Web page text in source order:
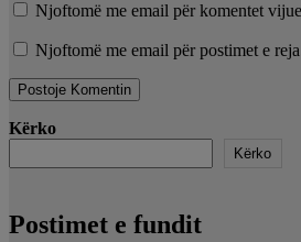
Njoftomë me email për komentet
Njoftomë me email për postimet e
Kërko
Kërko
Postimet e fundit